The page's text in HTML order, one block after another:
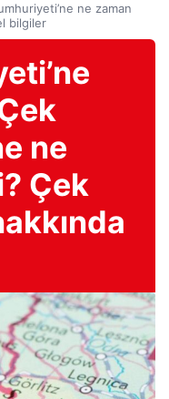
ne zaman
bilgiler
ne
Çek